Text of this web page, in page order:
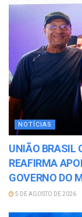
NOTÍCIAS
UNIÃO BRASIL
REAFIRMA
GOVERNO DO
5 DE AGOSTO DE 2026